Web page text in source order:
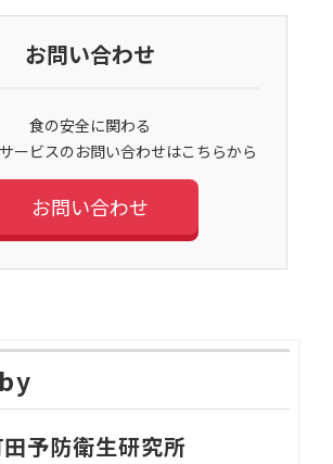
お問い合わせ
食の安全に関わる
ービスのお問い合わせはこちらから
お問い合わせ
予防衛生研究所